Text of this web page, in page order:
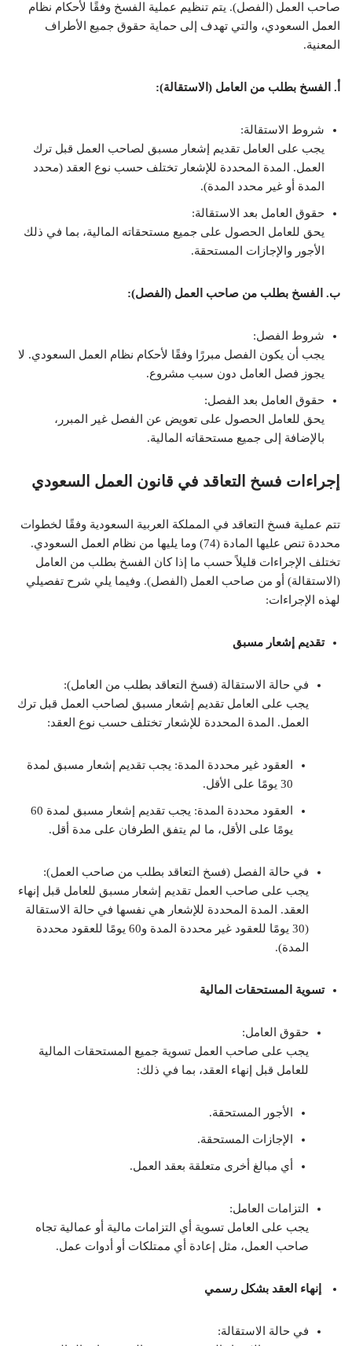
صاحب العمل (الفصل). يتم تنظيم عملية الفسخ وفقًا لأحكام نظام
العمل السعودي، والتي تهدف إلى حماية حقوق جميع الأطراف
المعنية.
أ. الفسخ بطلب من العامل (الاستقالة):
شروط الاستقالة:
يجب على العامل تقديم إشعار مسبق لصاحب العمل قبل ترك
العمل. المدة المحددة للإشعار تختلف حسب نوع العقد (محدد
المدة أو غير محدد المدة).
حقوق العامل بعد الاستقالة:
يحق للعامل الحصول على جميع مستحقاته المالية، بما في ذلك
الأجور والإجازات المستحقة.
ب. الفسخ بطلب من صاحب العمل (الفصل):
شروط الفصل:
يجب أن يكون الفصل مبررًا وفقًا لأحكام نظام العمل السعودي. لا
يجوز فصل العامل دون سبب مشروع.
حقوق العامل بعد الفصل:
يحق للعامل الحصول على تعويض عن الفصل غير المبرر،
بالإضافة إلى جميع مستحقاته المالية.
إجراءات فسخ التعاقد في قانون العمل السعودي
تتم عملية فسخ التعاقد في المملكة العربية السعودية وفقًا لخطوات
محددة تنص عليها المادة (74) وما يليها من نظام العمل السعودي.
تختلف الإجراءات قليلاً حسب ما إذا كان الفسخ بطلب من العامل
(الاستقالة) أو من صاحب العمل (الفصل). وفيما يلي شرح تفصيلي
لهذه الإجراءات:
تقديم إشعار مسبق
في حالة الاستقالة (فسخ التعاقد بطلب من العامل):
يجب على العامل تقديم إشعار مسبق لصاحب العمل قبل ترك
العمل. المدة المحددة للإشعار تختلف حسب نوع العقد:
العقود غير محددة المدة: يجب تقديم إشعار مسبق لمدة
30 يومًا على الأقل.
العقود محددة المدة: يجب تقديم إشعار مسبق لمدة 60
يومًا على الأقل، ما لم يتفق الطرفان على مدة أقل.
في حالة الفصل (فسخ التعاقد بطلب من صاحب العمل):
يجب على صاحب العمل تقديم إشعار مسبق للعامل قبل إنهاء
العقد. المدة المحددة للإشعار هي نفسها في حالة الاستقالة
(30 يومًا للعقود غير محددة المدة و60 يومًا للعقود محددة
المدة).
تسوية المستحقات المالية
حقوق العامل:
يجب على صاحب العمل تسوية جميع المستحقات المالية
للعامل قبل إنهاء العقد، بما في ذلك:
الأجور المستحقة.
الإجازات المستحقة.
أي مبالغ أخرى متعلقة بعقد العمل.
التزامات العامل:
يجب على العامل تسوية أي التزامات مالية أو عمالية تجاه
صاحب العمل، مثل إعادة أي ممتلكات أو أدوات عمل.
إنهاء العقد بشكل رسمي
في حالة الاستقالة: